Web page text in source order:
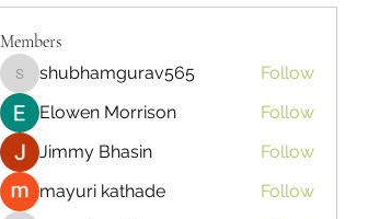
Members
shubhamgurav565
shubhamgurav565
Follow
Elowen Morrison
Follow
Jimmy Bhasin
Follow
mayuri kathade
Follow